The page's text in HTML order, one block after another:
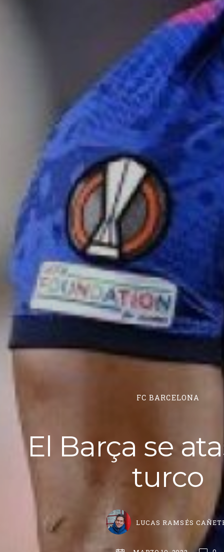
FC BARCELONA
El Barça se
turco
LUCAS RAMSÉS